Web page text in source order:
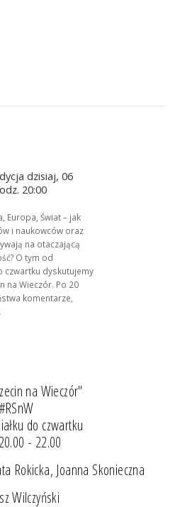
dzisiaj, 06
20:00
Europa, Świat – jak
i naukowców oraz
na otaczającą
O tym od
czwartku dyskutujemy
na Wieczór. Po 20
komentarze,
na Wieczór"
#RSnW
do czwartku
- 22.00
Rokicka, Joanna Skonieczna
Wilczyński